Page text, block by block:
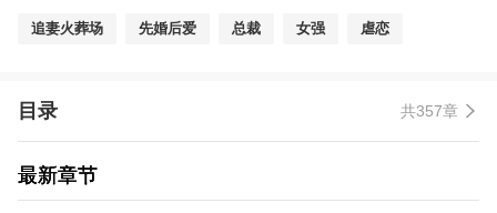
的女人，因为他眼睛一眨不眨就把她丢在荒山野岭不闻不问，为了
了九个字，那时候他才知道，自己究竟失去了什么。 ……时过境
追妻火葬场 先婚后爱 总裁 女强 虐恋
目录 共357章
最新章节